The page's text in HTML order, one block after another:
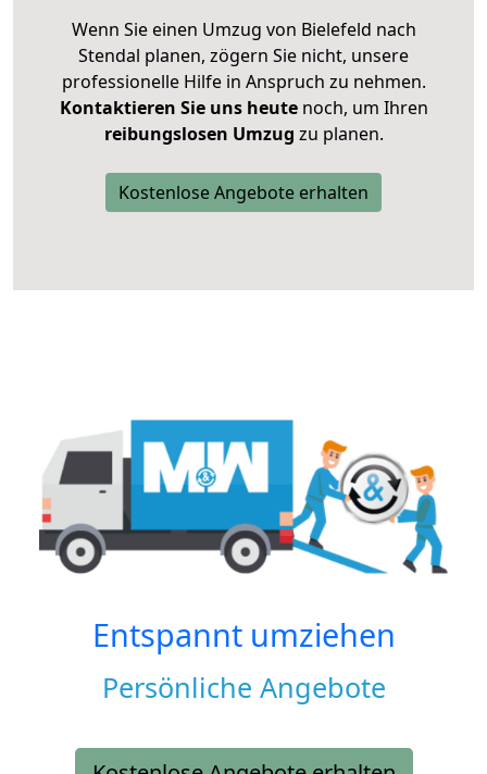
Wenn Sie einen Umzug von Bielefeld nach
Stendal planen, zögern Sie nicht, unsere
professionelle Hilfe in Anspruch zu nehmen.
Kontaktieren Sie uns heutenoch, um Ihren
reibungslosen Umzug zu planen.
Kostenlose Angebote erhalten
Entspannt umziehen
Persönliche Angebote